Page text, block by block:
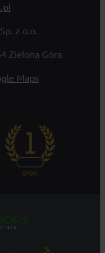
z o.o.
Zielona Góra
Maps